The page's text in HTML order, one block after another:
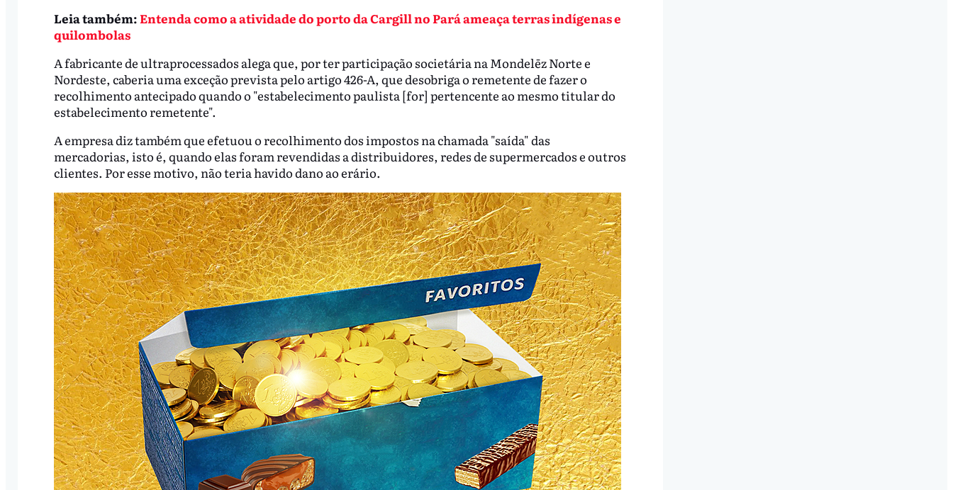
Leia também:Entenda como a atividade do porto da Cargill no Pará ameaça terras indígenas e
quilombolas
A fabricante de ultraprocessados alega que, por ter participação societária na Mondelēz Norte e
Nordeste, caberia uma exceção prevista pelo artigo 426-A, que desobriga o remetente de fazer o
recolhimento antecipado quando o "estabelecimento paulista [for] pertencente ao mesmo titular do
estabelecimento remetente".
A empresa diz também que efetuou o recolhimento dos impostos na chamada "saída" das
mercadorias, isto é, quando elas foram revendidas a distribuidores, redes de supermercados e outros
clientes. Por esse motivo, não teria havido dano ao erário.